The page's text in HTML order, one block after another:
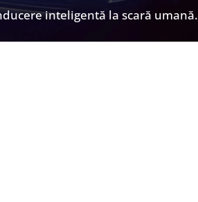
inteligentă la scară umană.